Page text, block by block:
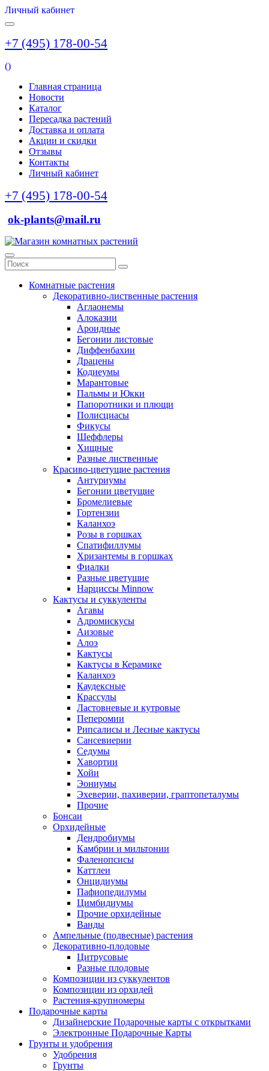
Личный кабинет
+7 (495) 178-00-54
()
Главная страница
Новости
Каталог
Пересадка растений
Доставка и оплата
Акции и скидки
Отзывы
Контакты
Личный кабинет
+7 (495) 178-00-54
ok-plants@mail.ru
Комнатные растения
Декоративно-лиственные растения
Аглаонемы
Алоказии
Ароидные
Бегонии листовые
Диффенбахии
Драцены
Кодиеумы
Марантовые
Пальмы и Юкки
Папоротники и плющи
Полисциасы
Фикусы
Шеффлеры
Хищные
Разные лиственные
Красиво-цветущие растения
Антуриумы
Бегонии цветущие
Бромелиевые
Гортензии
Каланхоэ
Розы в горшках
Спатифиллумы
Хризантемы в горшках
Фиалки
Разные цветущие
Нарциссы Minnow
Кактусы и суккуленты
Агавы
Адромискусы
Аизовые
Алоэ
Кактусы
Кактусы в Керамике
Каланхоэ
Каудексные
Крассулы
Ластовневые и кутровые
Пеперомии
Рипсалисы и Лесные кактусы
Сансевиерии
Седумы
Хавортии
Хойи
Эониумы
Эхеверии, пахиверии, граптопеталумы
Прочие
Бонсаи
Орхидейные
Дендробиумы
Камбрии и мильтонии
Фаленопсисы
Каттлеи
Онцидиумы
Пафиопедилумы
Цимбидиумы
Прочие орхидейные
Ванды
Ампельные (подвесные) растения
Декоративно-плодовые
Цитрусовые
Разные плодовые
Композиции из суккулентов
Композиции из орхидей
Растения-крупномеры
Подарочные карты
Дизайнерские Подарочные карты с открытками
Электронные Подарочные Карты
Грунты и удобрения
Удобрения
Грунты